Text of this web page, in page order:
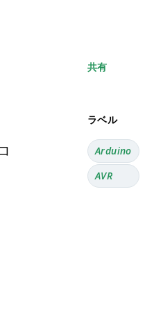
共有
ラベル
Arduino
AVR